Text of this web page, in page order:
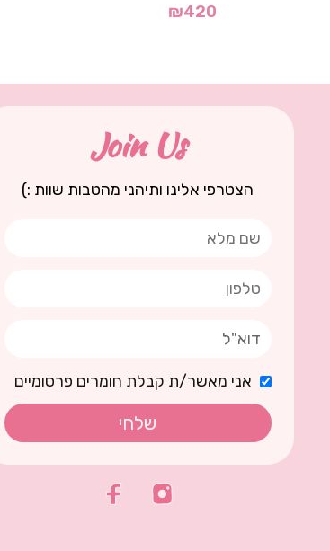
₪420
Join Us
הצטרפי אלינו ותיהני מהטבות שוות :)
אני מאשר/ת קבלת חומרים פרסומיים
שלחי